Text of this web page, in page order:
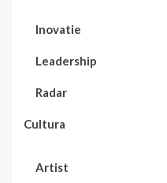
Inovatie
Leadership
Radar
Cultura
Artist